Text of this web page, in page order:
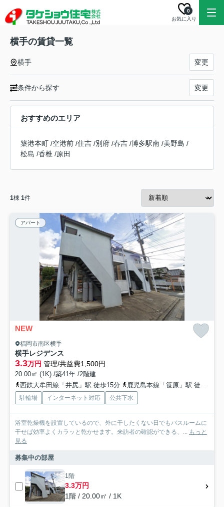
お気に入り
0
横手の賃貸一覧
横手 変更
条件から探す 変更
おすすめのエリア
築港本町 /空港前 /住吉 /別府 /春吉 /博多駅南 /美野島 /
松島 /香椎 /原田
1棟 1件
アパート
NEW
福岡市南区横手
横手レジデンス
3.3万円 管理/共益費1,500円
20.00㎡ (1K) /築41年 /2階建
西鉄大牟田線「井尻」駅 徒歩15分
鹿児島本線「笹原」駅 徒歩20分
駐輪場 インターネット対応 公共下水
浴室乾燥機を設置しているので、外に干したくない日でもバスルームに
干せば効率よくカラッと乾かせます。来訪者の確認ができる、... もっと
見る
募集中の部屋
1階
3.3万円
1階 / 20.00㎡ / 1K